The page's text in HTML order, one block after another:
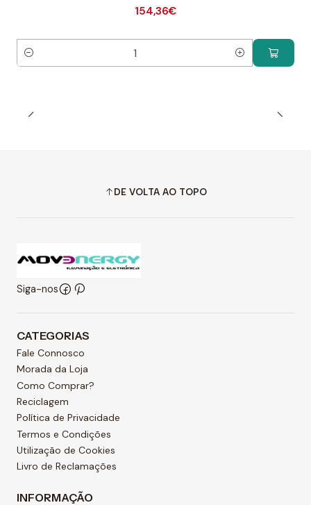
154,36€
Quantidade
DE VOLTA AO TOPO
Siga-nos
CATEGORIAS
Fale Connosco
Morada da Loja
Como Comprar?
Reciclagem
Política de Privacidade
Termos e Condições
Utilização de Cookies
Livro de Reclamações
INFORMAÇÃO